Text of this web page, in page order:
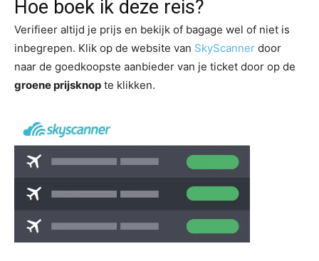
Hoe boek ik deze reis?
Verifieer altijd je prijs en bekijk of bagage wel of niet is
inbegrepen. Klik op de website van SkyScanner door
naar de goedkoopste aanbieder van je ticket door op de
groene prijsknop te klikken.